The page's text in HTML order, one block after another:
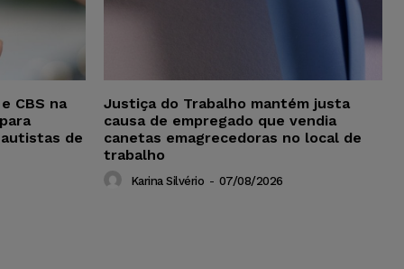
CBS na
de
Justiça do Trabalho mantém justa
causa de empregado que vendia
canetas emagrecedoras no local de
trabalho
Karina Silvério - 07/08/2026